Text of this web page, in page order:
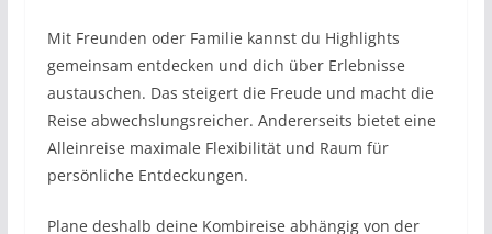
Mit Freunden oder Familie kannst du Highlights
gemeinsam entdecken und dich über Erlebnisse
austauschen. Das steigert die Freude und macht die
Reise abwechslungsreicher. Andererseits bietet eine
Alleinreise maximale Flexibilität und Raum für
persönliche Entdeckungen.
Plane deshalb deine Kombireise abhängig von der